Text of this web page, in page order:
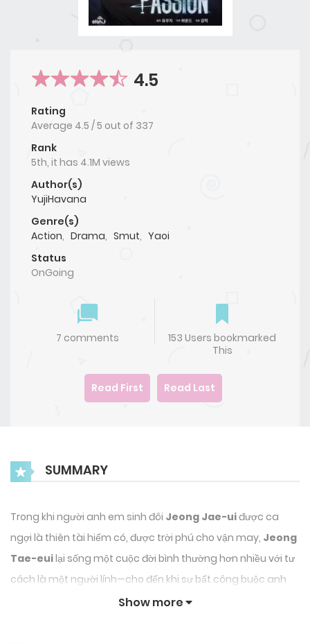
4.5
Rating
Average 4.5 /5 out of 337
Rank
5th, it has 4.1M views
Author(s)
YujiHavana
Genre(s)
Action, Drama, Smut, Yaoi
Status
OnGoing
7 comments
153 Users bookmarked
This
Read First Read Last
SUMMARY
Trong khi người anh em sinh đôi Jeong Jae-uiđược ca
ngợi là thiên tài hiếm có, được trời phú cho vận may, Jeong
Tae-euilại sống một cuộc đời bình thường hơn nhiều với tư
cách là một người lính—cho đến khi sự bất công buộc anh
phải rời khỏi quân đội. Bất ngờ được chú mình mời, Tae-eui
Show more